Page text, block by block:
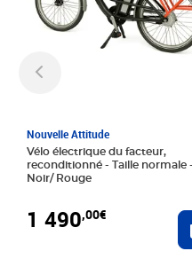
Nouvelle Attitude
Vélo électrique du facteur,
reconditionné - Taille normale -
Noir/ Rouge
1 490,00€